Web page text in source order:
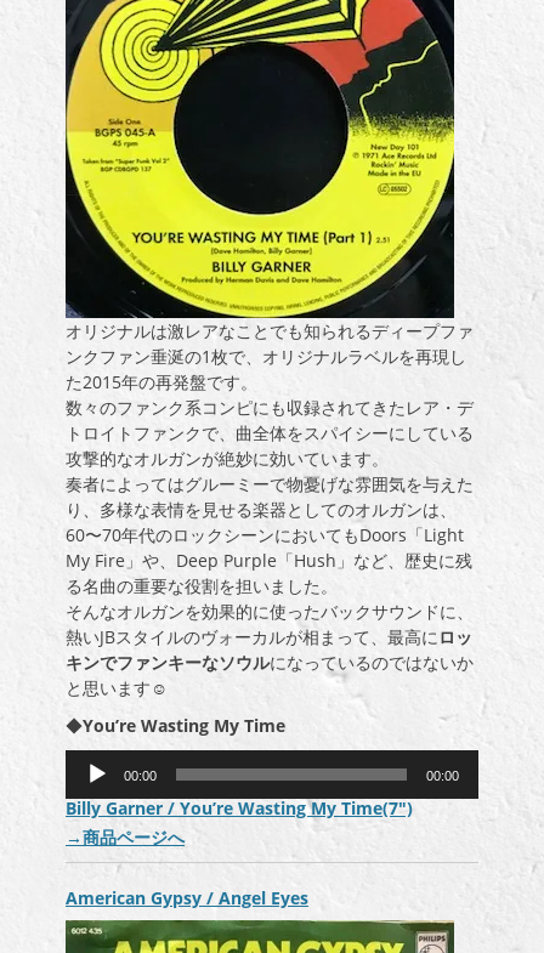
オリジナルは激レアなことでも知られるディープファ
ンクファン垂涎の1枚で、オリジナルラベルを再現し
た2015年の再発盤です。
数々のファンク系コンピにも収録されてきたレア・デ
トロイトファンクで、曲全体をスパイシーにしている
攻撃的なオルガンが絶妙に効いています。
奏者によってはグルーミーで物憂げな雰囲気を与えた
り、多様な表情を見せる楽器としてのオルガンは、
60〜70年代のロックシーンにおいてもDoors「Light
My Fire」や、Deep Purple「Hush」など、歴史に残
る名曲の重要な役割を担いました。
そんなオルガンを効果的に使ったバックサウンドに、
熱いJBスタイルのヴォーカルが相まって、最高にロッ
キンでファンキーなソウルになっているのではないか
と思います☺
◆You’re Wasting My Time
プ
レ
ー
ヤ
ー
00:00 00:00
Billy Garner / You’re Wasting My Time(7″)
→商品ページへ
American Gypsy / Angel Eyes